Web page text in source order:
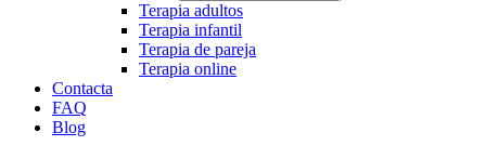
Terapia adultos
Terapia infantil
Terapia de pareja
Terapia online
Contacta
FAQ
Blog